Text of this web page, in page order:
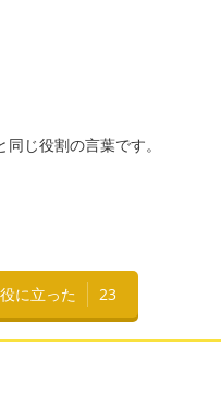
じ役割の言葉です。
役に立った 23